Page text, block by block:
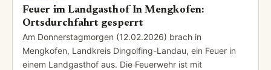
Feuer im Landgasthof In Mengkofen:
Ortsdurchfahrt gesperrt
Am Donnerstagmorgen (12.02.2026) brach in
Mengkofen, Landkreis Dingolfing-Landau, ein Feuer in
einem Landgasthof aus. Die Feuerwehr ist mit